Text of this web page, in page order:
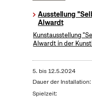
Ausstellung
Alwardt
Kunstausstellung
Alwardt in der
5. bis12.5.2024
Dauer der
Spielzeit: